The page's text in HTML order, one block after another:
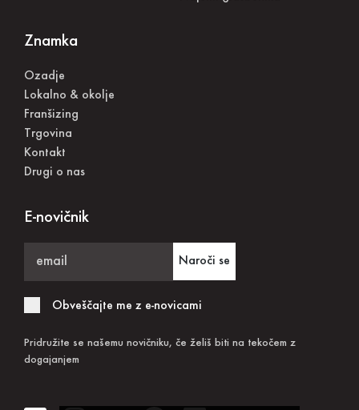
Znamka
Ozadje
Lokalno & okolje
Franšizing
Trgovina
Kontakt
Drugi o nas
E-novičnik
Naroči se
Obveščajte me z e-novicami
Pridružite se našemu novičniku, če želiš biti na tekočem z
dogajanjem